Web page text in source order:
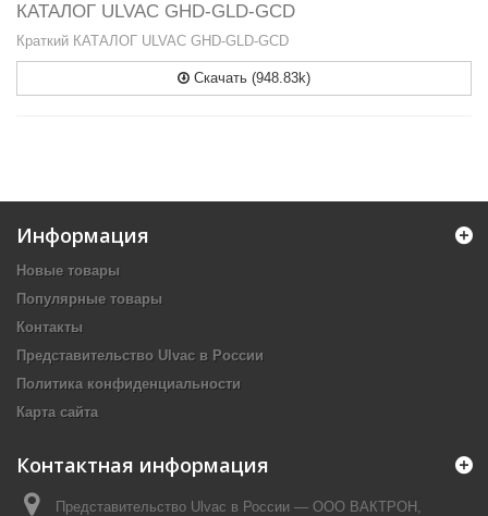
КАТАЛОГ ULVAC GHD-GLD-GCD
Краткий КАТАЛОГ ULVAC GHD-GLD-GCD
Скачать (948.83k)
Информация
Новые товары
Популярные товары
Контакты
Представительство Ulvac в России
Политика конфиденциальности
Карта сайта
Контактная информация
Представительство Ulvac в России — ООО ВАКТРОН,